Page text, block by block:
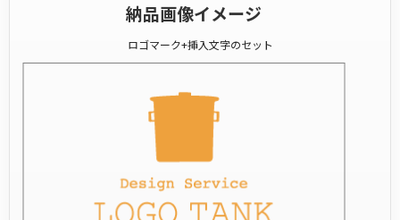
納品画像イメージ
ロゴマーク+挿入文字のセット